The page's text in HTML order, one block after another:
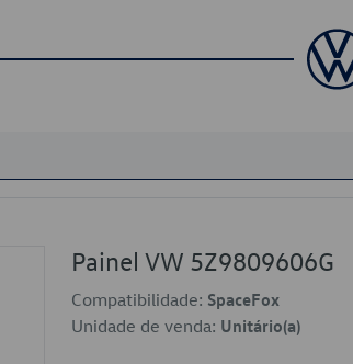
Painel VW 5Z9809606G
Compatibilidade: SpaceFox
Unidade de venda: Unitário(a)